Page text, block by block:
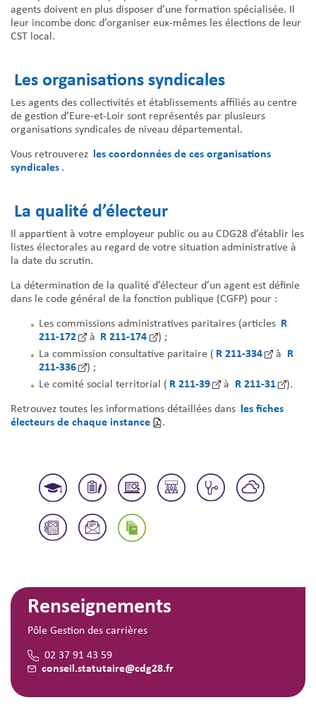
agents doivent en plus disposer d’une formation spécialisée. Il
leur incombe donc d’organiser eux-mêmes les élections de leur
CST local.
Les organisations syndicales
Les agents des collectivités et établissements affiliés au centre
de gestion d’Eure-et-Loir sont représentés par plusieurs
organisations syndicales de niveau départemental.
Vous retrouverez les coordonnées de ces organisations
syndicales.
La qualité d’électeur
Il appartient à votre employeur public ou au CDG28 d’établir les
listes électorales au regard de votre situation administrative à
la date du scrutin.
La détermination de la qualité d’électeur d’un agent est définie
dans le code général de la fonction publique (CGFP) pour :
Les commissions administratives paritaires (articles R
211-172
à R 211-174
) ;
La commission consultative paritaire ( R 211-334 à R
211-336
) ;
Le comité social territorial ( R 211-39 à R 211-31
).
Retrouvez toutes les informations détaillées dans les fiches
électeurs de chaque instance
.
Renseignements
Pôle Gestion des carrières
02 37 91 43 59
conseil.statutaire@cdg28.fr